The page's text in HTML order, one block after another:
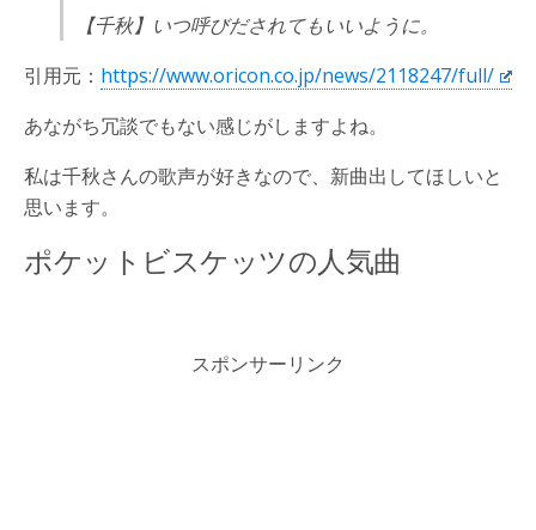
【千秋】いつ呼びだされてもいいように。
引用元： https://www.oricon.co.jp/news/2118247/full/
あながち冗談でもない感じがしますよね。
私は千秋さんの歌声が好きなので、新曲出してほしいと
思います。
ポケットビスケッツの人気曲
スポンサーリンク